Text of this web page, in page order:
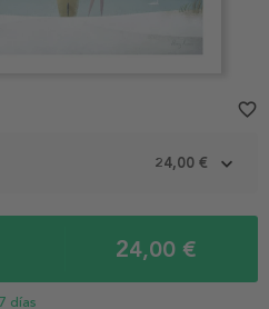
24,00 €
24,00 €
días
favorite_border